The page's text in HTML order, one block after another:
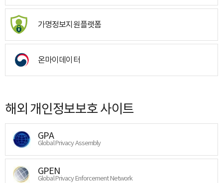
가명정보지원플랫폼
온마이데이터
해외 개인정보보호 사이트
GPA
Global Privacy Assembly
GPEN
Global Privacy Enforcement Network